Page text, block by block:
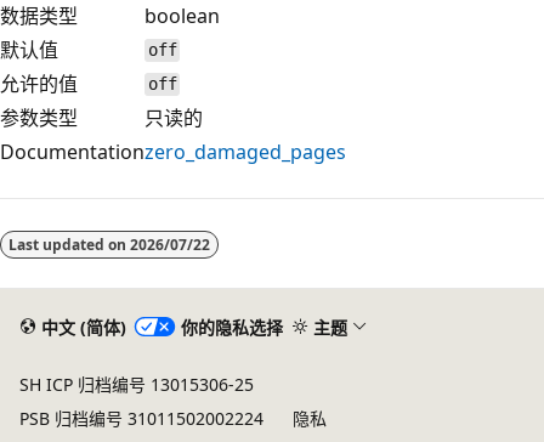
数据类型
boolean
默认值
off
允许的值 off
参数类型
只读的
Documentationzero_damaged_pages
Last updated on 2026/07/22
中文 (简体) 你的隐私选择 主题
SH ICP 归档编号 13015306-25
PSB 归档编号 31011502002224
隐私